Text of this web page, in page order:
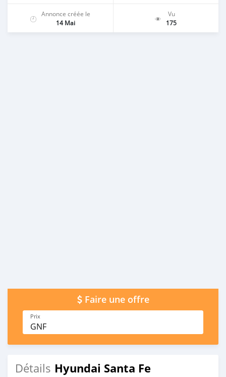
Annonce créée le
14 Mai
Vu
175
Faire une offre
Prix
GNF
Détails Hyundai Santa Fe